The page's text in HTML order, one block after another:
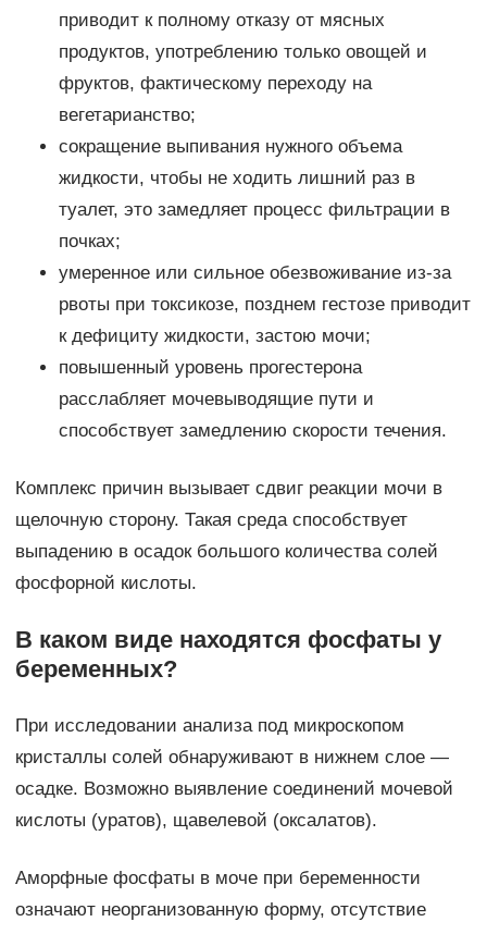
приводит к полному отказу от мясных
продуктов, употреблению только овощей и
фруктов, фактическому переходу на
вегетарианство;
сокращение выпивания нужного объема
жидкости, чтобы не ходить лишний раз в
туалет, это замедляет процесс фильтрации в
почках;
умеренное или сильное обезвоживание из-за
рвоты при токсикозе, позднем гестозе приводит
к дефициту жидкости, застою мочи;
повышенный уровень прогестерона
расслабляет мочевыводящие пути и
способствует замедлению скорости течения.
Комплекс причин вызывает сдвиг реакции мочи в
щелочную сторону. Такая среда способствует
выпадению в осадок большого количества солей
фосфорной кислоты.
В каком виде находятся фосфаты у
беременных?
При исследовании анализа под микроскопом
кристаллы солей обнаруживают в нижнем слое —
осадке. Возможно выявление соединений мочевой
кислоты (уратов), щавелевой (оксалатов).
Аморфные фосфаты в моче при беременности
означают неорганизованную форму, отсутствие